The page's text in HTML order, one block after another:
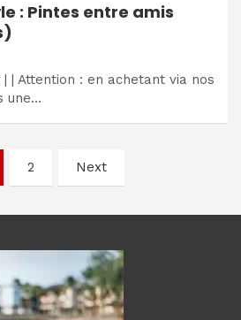
: Pintes entre amis
| | Attention : en achetant via nos
une…
2 Next